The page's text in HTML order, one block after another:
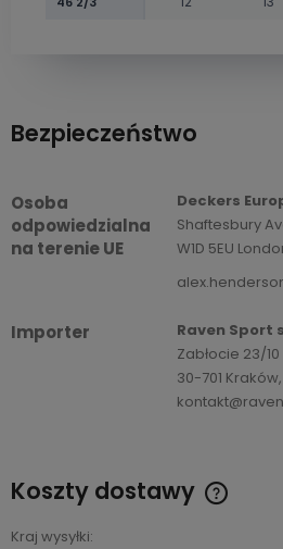
Bezpieczeństwo
Osoba
odpowiedzialna
na terenie UE
Deckers
Shaftesbury
W1D 5EU
Importer
Raven Sport
Zabłocie 23/10
30-701
Koszty dostawy
Cena nie zawiera ewentualnych
Kraj wysyłki: